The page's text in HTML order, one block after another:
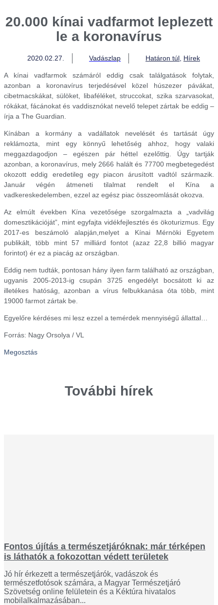
20.000 kínai vadfarmot leplezett
le a koronavírus
2020.02.27. Vadászlap Határon túl Hírek
A kínai vadfarmok számáról eddig csak találgatások folytak,
azonban a koronavírus terjedésével közel húszezer pávákat,
cibetmacskákat, sülöket, libaféléket, struccokat, szika szarvasokat,
rókákat, fácánokat és vaddisznókat nevelő telepet zártak be eddig –
írja a The Guardian.
Kínában a kormány a vadállatok nevelését és tartását úgy
reklámozta, mint egy könnyű lehetőség ahhoz, hogy valaki
meggazdagodjon – egészen pár héttel ezelőttig. Úgy tartják
azonban, a koronavírus, mely 2666 halált és 77700 megbetegedést
okozott eddig eredetileg egy piacon árusított vadtól származik.
Január végén átmeneti tilalmat rendelt el Kína a
vadkereskedelemben, ezzel az egész piac összeomlását okozva.
Az elmúlt években Kína vezetősége szorgalmazta a „vadvilág
domesztikációját”, mint egyfajta vidékfejlesztés és ökoturizmus. Egy
2017-es beszámoló alapján,melyet a Kínai Mérnöki Egyetem
publikált, több mint 57 milliárd fontot (azaz 22,8 billió magyar
forintot) ‬ér ez a piacág az országban.
Eddig nem tudták, pontosan hány ilyen farm található az országban,
ugyanis 2005-2013-ig csupán 3725 engedélyt bocsátott ki az
illetékes hatóság, azonban a vírus felbukkanása óta több, mint
19000 farmot zártak be.
Egyelőre kérdéses mi lesz ezzel a temérdek mennyiségű állattal…
Forrás: Nagy Orsolya / VL
Megosztás
További hírek
Fontos újítás a természetjáróknak: már térképen
is láthatók a fokozottan védett területek
Jó hír érkezett a természetjárók, vadászok és
természetfotósok számára, a Magyar Természetjáró
Szövetség online felületein és a Kéktúra hivatalos
mobilalkalmazásában...